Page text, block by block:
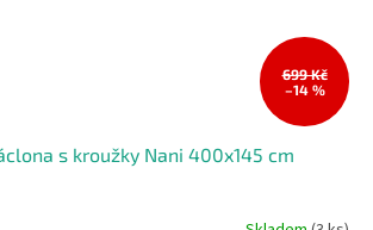
699 Kč
–14 %
s kroužky Nani 400x145 cm